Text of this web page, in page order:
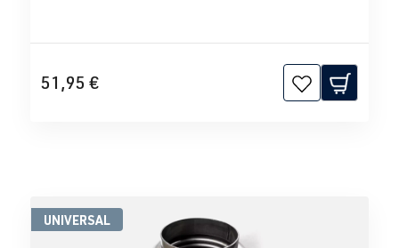
51,95 €
UNIVERSAL